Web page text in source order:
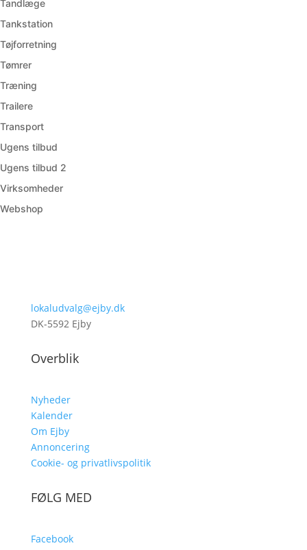
Tandlæge
Tankstation
Tøjforretning
Tømrer
Træning
Trailere
Transport
Ugens tilbud
Ugens tilbud 2
Virksomheder
Webshop
lokaludvalg@ejby.dk
DK-5592 Ejby
Overblik
Nyheder
Kalender
Om Ejby
Annoncering
Cookie- og privatlivspolitik
FØLG MED
Facebook